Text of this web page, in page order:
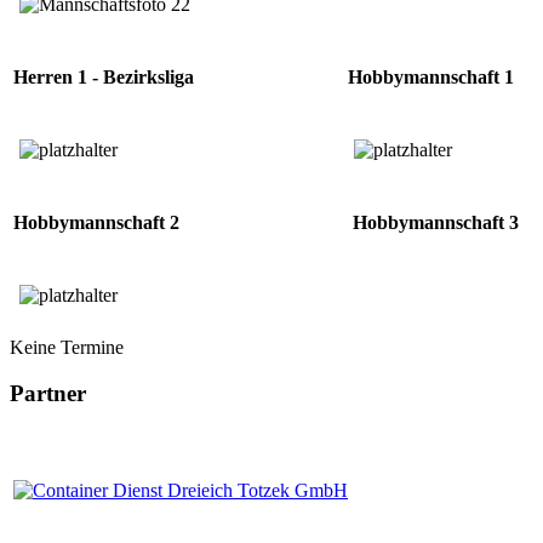
Herren 1 - Bezirksliga Hobbymannschaft 1
Hobbymannschaft 2 Hobbymannschaft 3
Keine Termine
Partner